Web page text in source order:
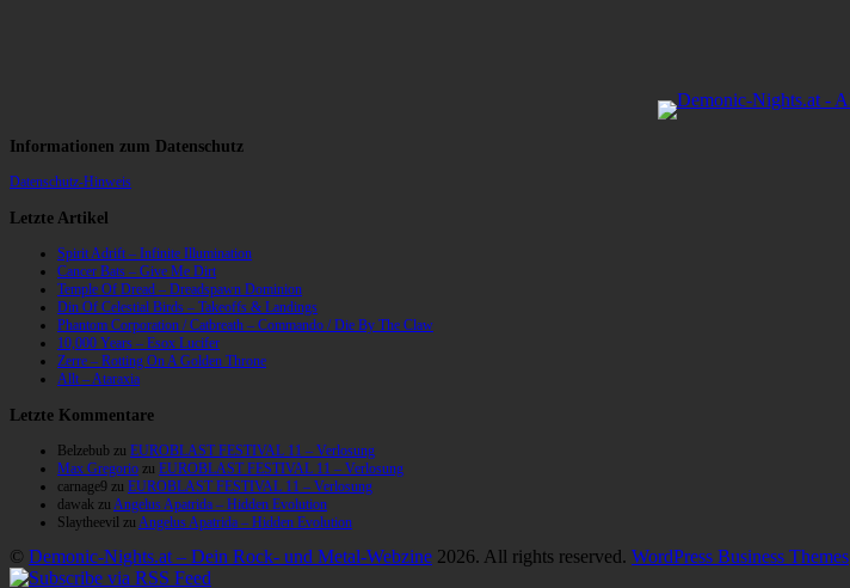
Informationen zum Datenschutz
Datenschutz-Hinweis
Letzte Artikel
Spirit Adrift – Infinite Illumination
Cancer Bats – Give Me Dirt
Temple Of Dread – Dreadspawn Dominion
Din Of Celestial Birds – Takeoffs & Landings
Phantom Corporation / Catbreath – Commando / Die By The Claw
10,000 Years – Esox Lucifer
Zerre – Rotting On A Golden Throne
Allt – Ataraxia
Letzte Kommentare
Belzebub zu EUROBLAST FESTIVAL 11 – Verlosung
Max Gregorio zu EUROBLAST FESTIVAL 11 – Verlosung
carnage9 zu EUROBLAST FESTIVAL 11 – Verlosung
dawak zu Angelus Apatrida – Hidden Evolution
Slaytheevil zu Angelus Apatrida – Hidden Evolution
© Demonic-Nights.at – Dein Rock- und Metal-Webzine 2026. All rights reserved. WordPress Business Themes